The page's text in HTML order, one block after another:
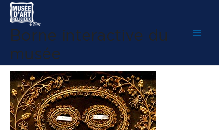
Aller
contenu
Borne interactive du
musée